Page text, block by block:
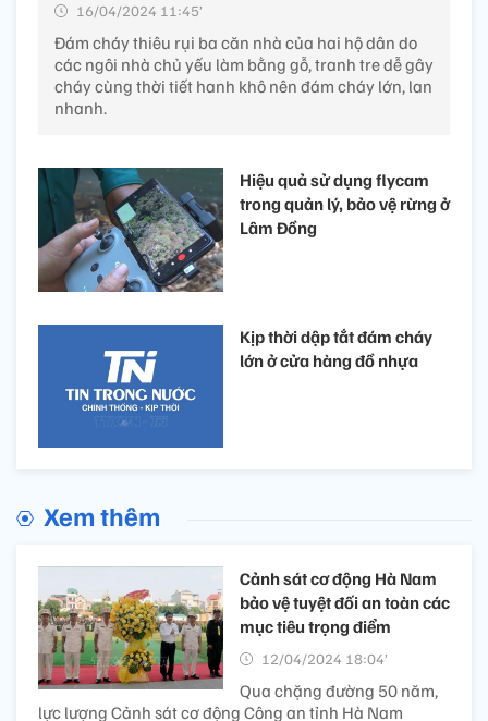
16/04/2024 11:45’
Đám cháy thiêu rụi ba căn nhà của hai hộ dân do
các ngôi nhà chủ yếu làm bằng gỗ, tranh tre dễ gây
cháy cùng thời tiết hanh khô nên đám cháy lớn, lan
nhanh.
Hiệu quả sử dụng flycam
trong quản lý, bảo vệ rừng ở
Lâm Đồng
Kịp thời dập tắt đám cháy
lớn ở cửa hàng đồ nhựa
Xem thêm
Cảnh sát cơ động Hà Nam
bảo vệ tuyệt đối an toàn các
mục tiêu trọng điểm
12/04/2024 18:04’
Qua chặng đường 50 năm,
lực lượng Cảnh sát cơ động Công an tỉnh Hà Nam